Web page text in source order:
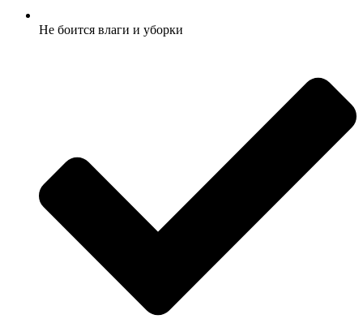
Не боится влаги и уборки